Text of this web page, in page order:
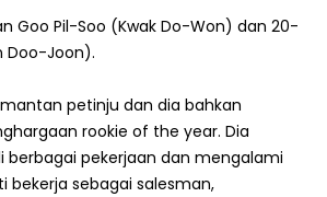
Goo Pil-Soo (Kwak Do-Won) dan 20-
Doo-Joon).
petinju dan dia bahkan
rookie of the year. Dia
berbagai pekerjaan dan mengalami
bekerja sebagai salesman,